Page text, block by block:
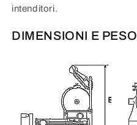
intenditori.
DIMENSIONI E PESO